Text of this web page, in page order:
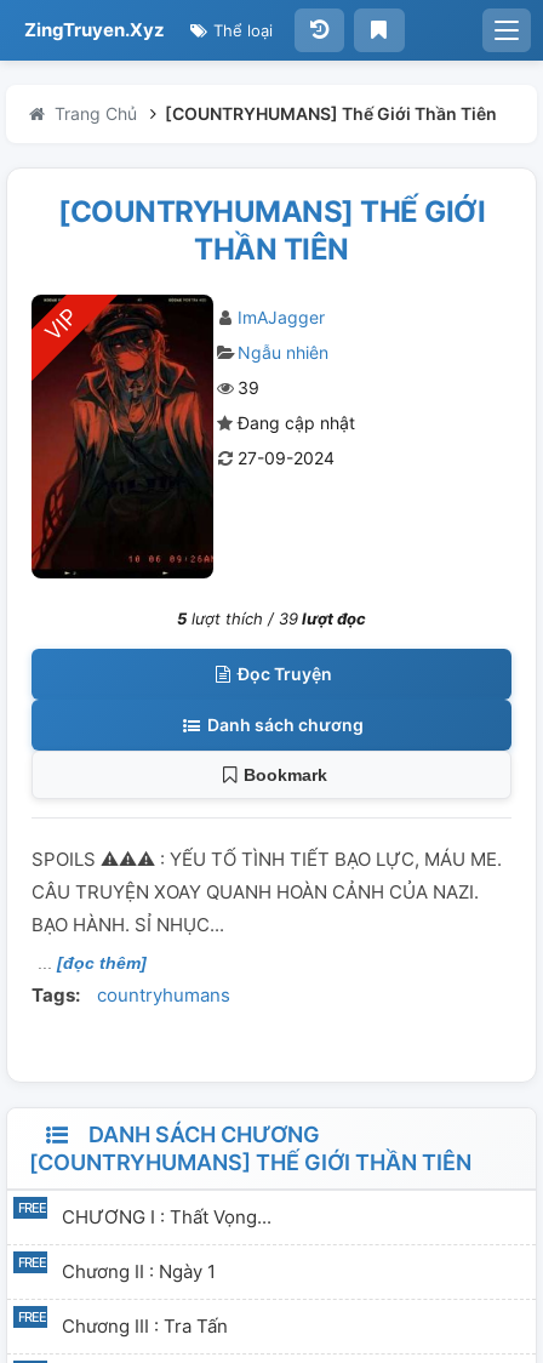
ZingTruyen.Xyz Thể loại
Trang Chủ [COUNTRYHUMANS] Thế Giới Thần Tiên
[COUNTRYHUMANS] THẾ GIỚI
THẦN TIÊN
ImAJagger
Ngẫu nhiên
39
Đang cập nhật
27-09-2024
5 lượt thích /39lượt đọc
Đọc Truyện
Danh sách chương
Bookmark
SPOILS ⚠⚠⚠ : YẾU TỐ TÌNH TIẾT BẠO LỰC, MÁU ME.
CÂU TRUYỆN XOAY QUANH HOÀN CẢNH CỦA NAZI.
BẠO HÀNH. SỈ NHỤC...
[đọc thêm]
Tags: countryhumans
DANH SÁCH CHƯƠNG
[COUNTRYHUMANS] THẾ GIỚI THẦN TIÊN
CHƯƠNG I : Thất Vọng...
Chương II : Ngày 1
Chương III : Tra Tấn